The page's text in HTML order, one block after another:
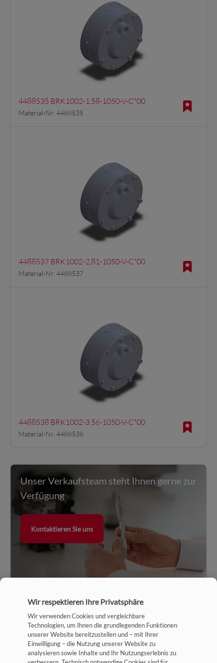
4488535 BRK1002-1,58-1050-V-C*00
Material-Nr. 4488535
4488537 BRK1002-2,81-1050-V-C*00
Material-Nr. 4488537
4488538 BRK1002-3,56-1050-V-C*00
Material-Nr. 4488538
Unser Verkaufsteam steht Ihnen gerne zur
Verfügung
Kontaktieren Sie uns
Wir respektieren Ihre Privatsphäre
Wir verwenden Cookies und vergleichbare
Technologien, um Ihnen die grundlegenden Funktionen
unserer Website bereitzustellen und – mit Ihrer
Einwilligung – die Nutzung unserer Website zu
analysieren sowie Inhalte und Ihr Nutzungserlebnis zu